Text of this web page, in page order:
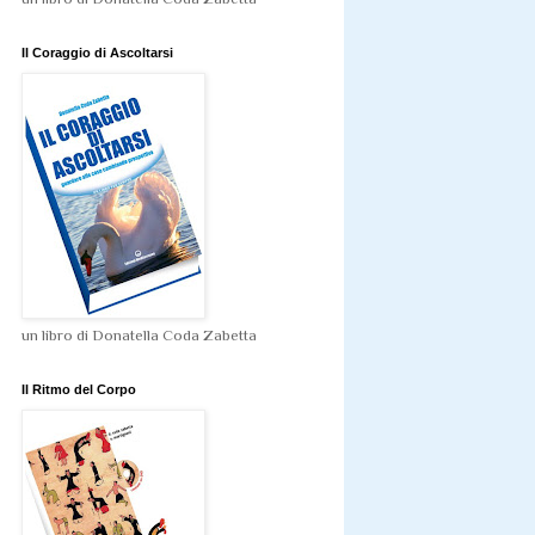
Il Coraggio di Ascoltarsi
un libro di Donatella Coda Zabetta
Il Ritmo del Corpo